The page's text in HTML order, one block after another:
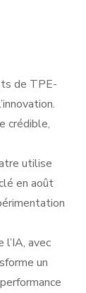
de TPE-
crédible,
utilise
en août
avec
un